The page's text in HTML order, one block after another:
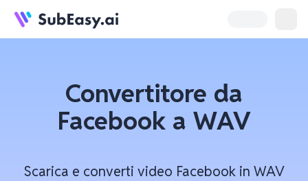
Convertitore da
Facebook a WAV
Scarica e converti video Facebook in WAV